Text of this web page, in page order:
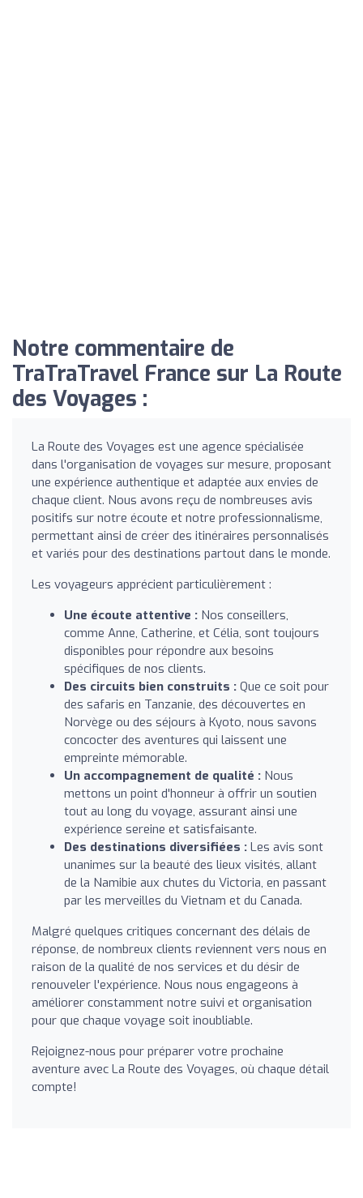
Notre commentaire de
TraTraTravel France sur La Route
des Voyages :
La Route des Voyages est une agence spécialisée
dans l'organisation de voyages sur mesure, proposant
une expérience authentique et adaptée aux envies de
chaque client. Nous avons reçu de nombreuses avis
positifs sur notre écoute et notre professionnalisme,
permettant ainsi de créer des itinéraires personnalisés
et variés pour des destinations partout dans le monde.
Les voyageurs apprécient particulièrement :
Une écoute attentive : Nos conseillers,
comme Anne, Catherine, et Célia, sont toujours
disponibles pour répondre aux besoins
spécifiques de nos clients.
Des circuits bien construits : Que ce soit pour
des safaris en Tanzanie, des découvertes en
Norvège ou des séjours à Kyoto, nous savons
concocter des aventures qui laissent une
empreinte mémorable.
Un accompagnement de qualité : Nous
mettons un point d'honneur à offrir un soutien
tout au long du voyage, assurant ainsi une
expérience sereine et satisfaisante.
Des destinations diversifiées : Les avis sont
unanimes sur la beauté des lieux visités, allant
de la Namibie aux chutes du Victoria, en passant
par les merveilles du Vietnam et du Canada.
Malgré quelques critiques concernant des délais de
réponse, de nombreux clients reviennent vers nous en
raison de la qualité de nos services et du désir de
renouveler l'expérience. Nous nous engageons à
améliorer constamment notre suivi et organisation
pour que chaque voyage soit inoubliable.
Rejoignez-nous pour préparer votre prochaine
aventure avec La Route des Voyages, où chaque détail
compte!